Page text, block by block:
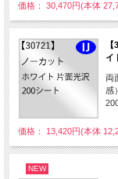
価格： 30,470円(本体
イ
両
感
価格： 13,420円(本体
NEW